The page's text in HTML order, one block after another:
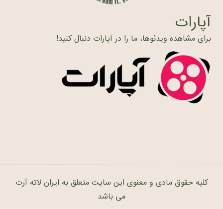
آپارات
برای مشاهده ویدئوها، ما را در آپارات دنبال کنید!
کلیه حقوق مادی و معنوی این سایت متعلق به ایران لاته آرت
می باشد